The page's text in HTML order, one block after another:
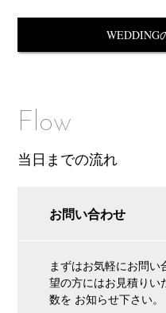
WEDDING
Flow
当日までの流れ
お問い合わせ
まずはお気軽にお問
望の方にはお見積りい
数を お知らせ下さい。